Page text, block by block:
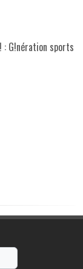
: G!nération sports